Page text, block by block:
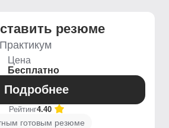
резюме
Цена
Бесплатно
Подробнее
Рейтинг4.40
готовым резюме